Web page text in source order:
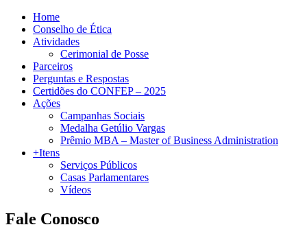
Home
Conselho de Ética
Atividades
Cerimonial de Posse
Parceiros
Perguntas e Respostas
Certidões do CONFEP – 2025
Ações
Campanhas Sociais
Medalha Getúlio Vargas
Prêmio MBA – Master of Business Administration
+Itens
Serviços Públicos
Casas Parlamentares
Vídeos
Fale Conosco